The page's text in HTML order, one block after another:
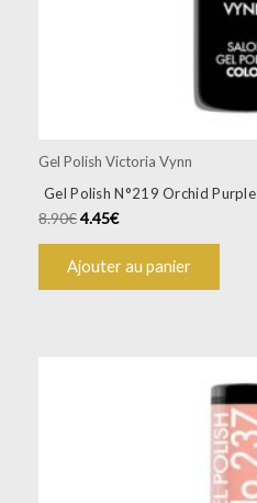
Gel Polish Victoria Vynn
Gel Polish N°219 Orchid Purple
8.90€4.45€
Ajouter au panier